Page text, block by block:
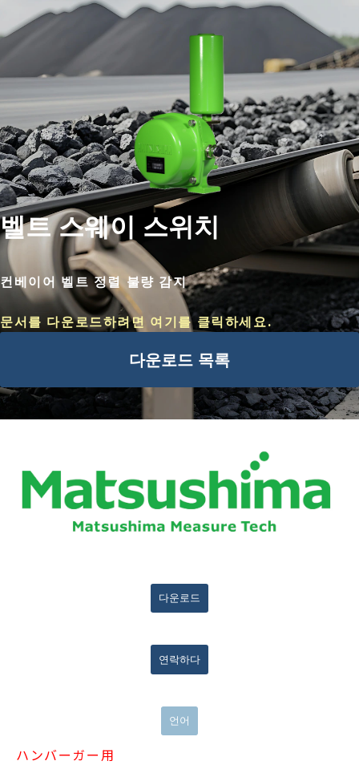
벨트 스웨이 스위치
컨베이어 벨트 정렬 불량 감지
문서를 다운로드하려면 여기를 클릭하세요.
다운로드 목록
다운로드
연락하다
언어
ハンバーガー用